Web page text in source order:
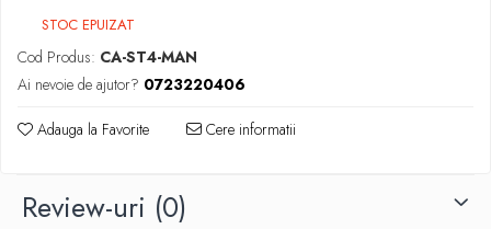
Piese sah electronice
Piese Sah Tematice
Puzzle
STOC EPUIZAT
Cod Produs: CA-ST4-MAN
Ai nevoie de ajutor? 0723220406
Adauga la Favorite Cere informatii
Review-uri (0)